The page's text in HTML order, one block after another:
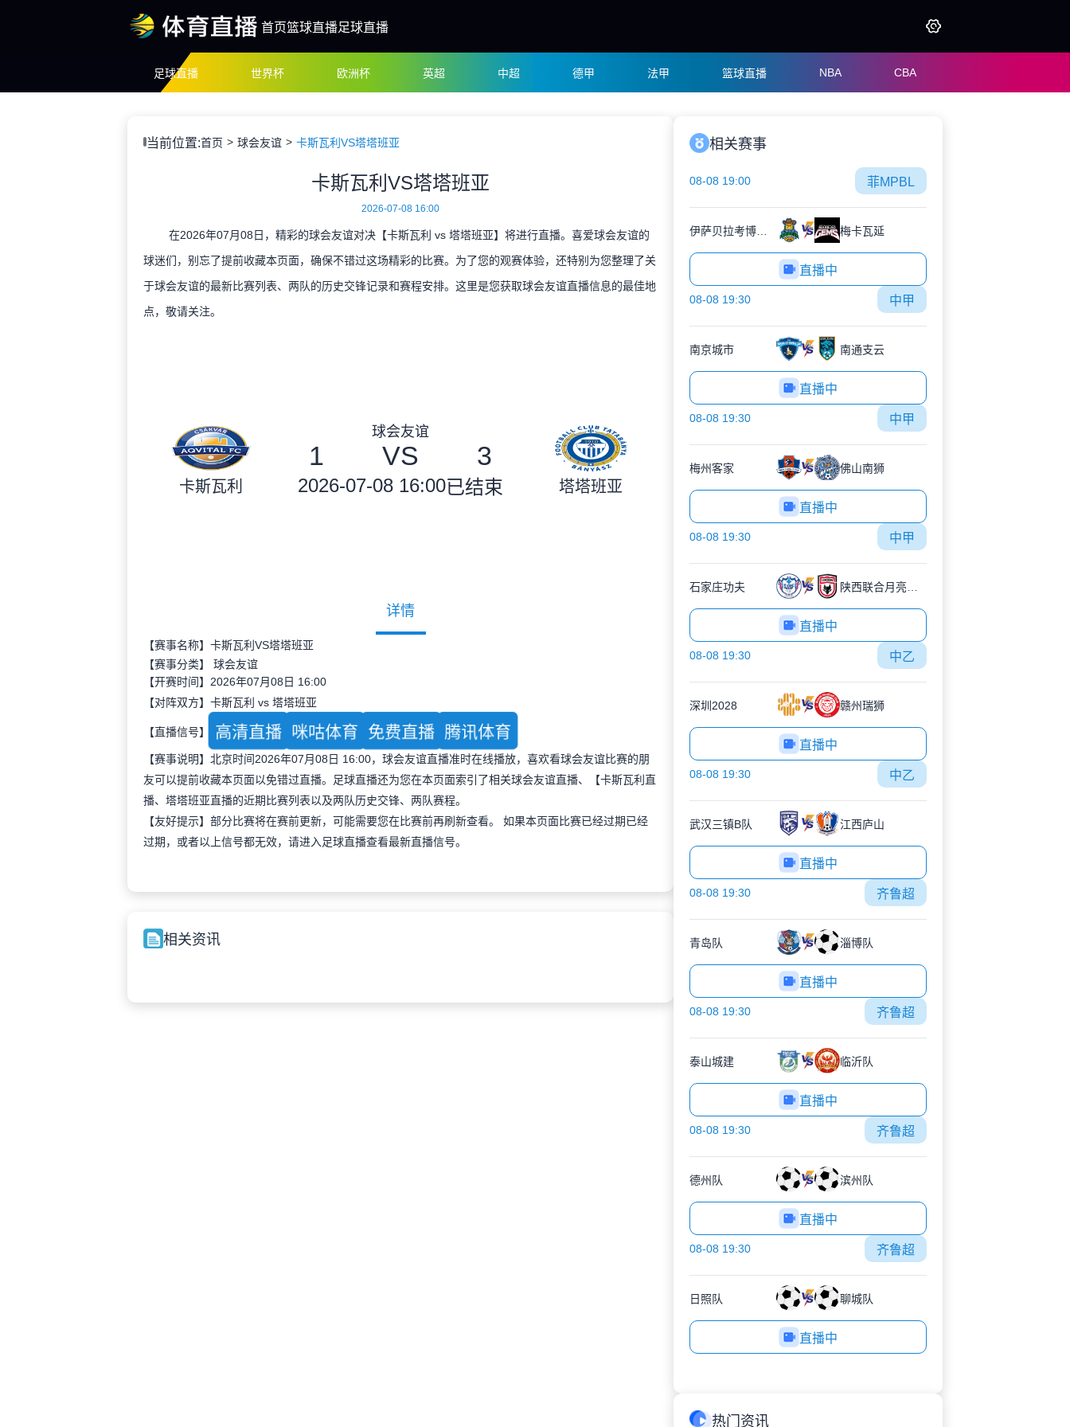
首页篮球直播足球直播
足球直播 世界杯 欧洲杯 英超 中超 德甲 法甲 篮球直播 NBA CBA
当前位置:首页 球会友谊 卡斯瓦利VS塔塔班亚
卡斯瓦利VS塔塔班亚
2026-07-08 16:00
在2026年07月08日，精彩的球会友谊对决【卡斯瓦利 vs 塔塔班亚】将进行直播。喜爱球会友谊的
球迷们，别忘了提前收藏本页面，确保不错过这场精彩的比赛。为了您的观赛体验，还特别为您整理了关
于球会友谊的最新比赛列表、两队的历史交锋记录和赛程安排。这里是您获取球会友谊直播信息的最佳地
点，敬请关注。
卡斯瓦利
球会友谊
1 VS 3
2026-07-08 16:00已结束 塔塔班亚
详情
【赛事名称】卡斯瓦利VS塔塔班亚
【赛事分类】 球会友谊
【开赛时间】2026年07月08日 16:00
【对阵双方】卡斯瓦利 vs 塔塔班亚
【直播信号】 高清直播 咪咕体育 免费直播 腾讯体育
【赛事说明】北京时间2026年07月08日 16:00，球会友谊直播准时在线播放，喜欢看球会友谊比赛的朋
友可以提前收藏本页面以免错过直播。足球直播还为您在本页面索引了相关球会友谊直播、【卡斯瓦利直
播、塔塔班亚直播的近期比赛列表以及两队历史交锋、两队赛程。
【友好提示】部分比赛将在赛前更新，可能需要您在比赛前再刷新查看。 如果本页面比赛已经过期已经
过期，或者以上信号都无效，请进入足球直播查看最新直播信号。
相关资讯
相关赛事
08-08 19:00 菲MPBL
梅卡瓦延
直播中
08-08 19:30 中甲
南京城市 南通支云
直播中
08-08 19:30 中甲
梅州客家 佛山南狮
直播中
08-08 19:30 中甲
石家庄功夫 陕西联合月亮泊队
直播中
08-08 19:30 中乙
深圳2028 赣州瑞狮
直播中
08-08 19:30 中乙
武汉三镇B队 江西庐山
直播中
08-08 19:30 齐鲁超
青岛队 淄博队
直播中
08-08 19:30 齐鲁超
泰山城建 临沂队
直播中
08-08 19:30 齐鲁超
德州队 滨州队
直播中
08-08 19:30 齐鲁超
日照队 聊城队
直播中
热门资讯